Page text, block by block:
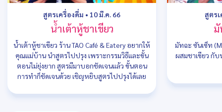
สูตรเครื่องดื่ม • 10 มี.ค. 66
น้ำเต้าหู้ชาเขียว
น้ำเต้าหู้ชาเขียว ร้าน TAO Café & Eatery อยากให้
คุณแม่บ้าน นำสูตรไปปรุง เพราะกรรมวิธีและขั้น
ตอนไม่ยุ่งยาก สูตรมีมาบอกชัดเจนแล้ว ขั้นตอน
การทำก็ชัดเจนด้วย เชิญหยิบสูตรไปปรุงได้เลย
สูตร
มัทฉะ ซันเซ็ท
ผสมชาเขียว กับ